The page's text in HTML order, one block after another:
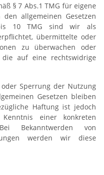
§ 7 Abs.1 TMG für eigene
allgemeinen Gesetzen
10 TMG sind wir als
übermittelte oder
zu überwachen oder
auf eine rechtswidrige
Sperrung der Nutzung
Gesetzen bleiben
Haftung ist jedoch
einer konkreten
Bekanntwerden von
werden wir diese